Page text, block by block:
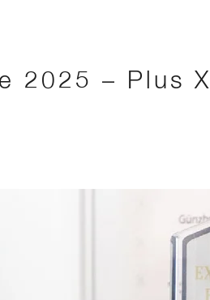
2025 – Plus X